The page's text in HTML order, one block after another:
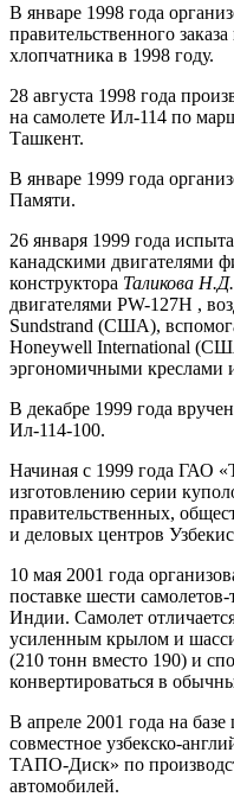
В январе 1998 года
правительственного
хлопчатника в 1998 году.
28 августа 1998 года
на самолете Ил-114 по
Ташкент.
В январе 1999 года
Памяти.
26 января 1999 года
канадскими двигателями
конструктора Таликова Н.Д.
двигателями PW-127H ,
Sundstrand (США),
Honeywell International
эргономичными креслами
В декабре 1999 года
Ил-114-100.
Начиная с 1999 года ГАО
изготовлению серии
правительственных,
и деловых центров
10 мая 2001 года
поставке шести
Индии. Самолет
усиленным крылом и
(210 тонн вместо 190) и
конвертироваться в
В апреле 2001 года на базе
совместное узбекско-
ТАПО-Диск» по
автомобилей.